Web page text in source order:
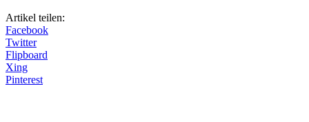
Artikel teilen:
Facebook
Twitter
Flipboard
Xing
Pinterest